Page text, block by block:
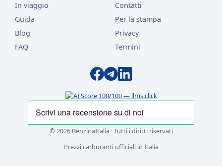
In viaggio
Guida
Blog
FAQ
Contatti
Per la stampa
Privacy
Termini
© 2026 BenzinaItalia · Tutti i diritti riservati
Prezzi carburanti ufficiali in Italia